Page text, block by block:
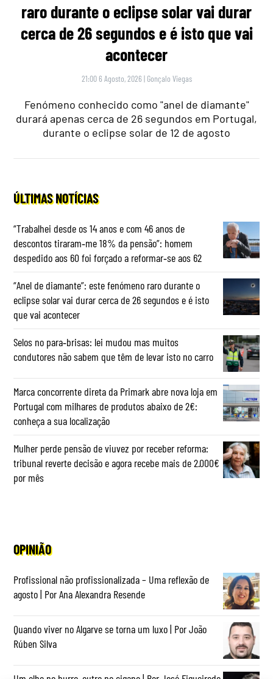
raro durante o eclipse solar vai durar
cerca de 26 segundos e é isto que vai
acontecer
21:00 6 Agosto, 2026 | Gonçalo Viegas
Fenómeno conhecido como "anel de diamante"
durará apenas cerca de 26 segundos em Portugal,
durante o eclipse solar de 12 de agosto
ÚLTIMAS NOTÍCIAS
“Trabalhei desde os 14 anos e com 46 anos de
descontos tiraram‑me 18% da pensão”: homem
despedido aos 60 foi forçado a reformar‑se aos 62
“Anel de diamante”: este fenómeno raro durante o
eclipse solar vai durar cerca de 26 segundos e é isto
que vai acontecer
Selos no para‑brisas: lei mudou mas muitos
condutores não sabem que têm de levar isto no carro
Marca concorrente direta da Primark abre nova loja em
Portugal com milhares de produtos abaixo de 2€:
conheça a sua localização
Mulher perde pensão de viuvez por receber reforma:
tribunal reverte decisão e agora recebe mais de 2.000€
por mês
OPINIÃO
Profissional não profissionalizada – Uma reflexão de
agosto | Por Ana Alexandra Resende
Quando viver no Algarve se torna um luxo | Por João
Rúben Silva